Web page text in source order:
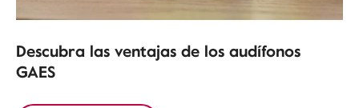
Descubra las ventajas de los audífonos
GAES